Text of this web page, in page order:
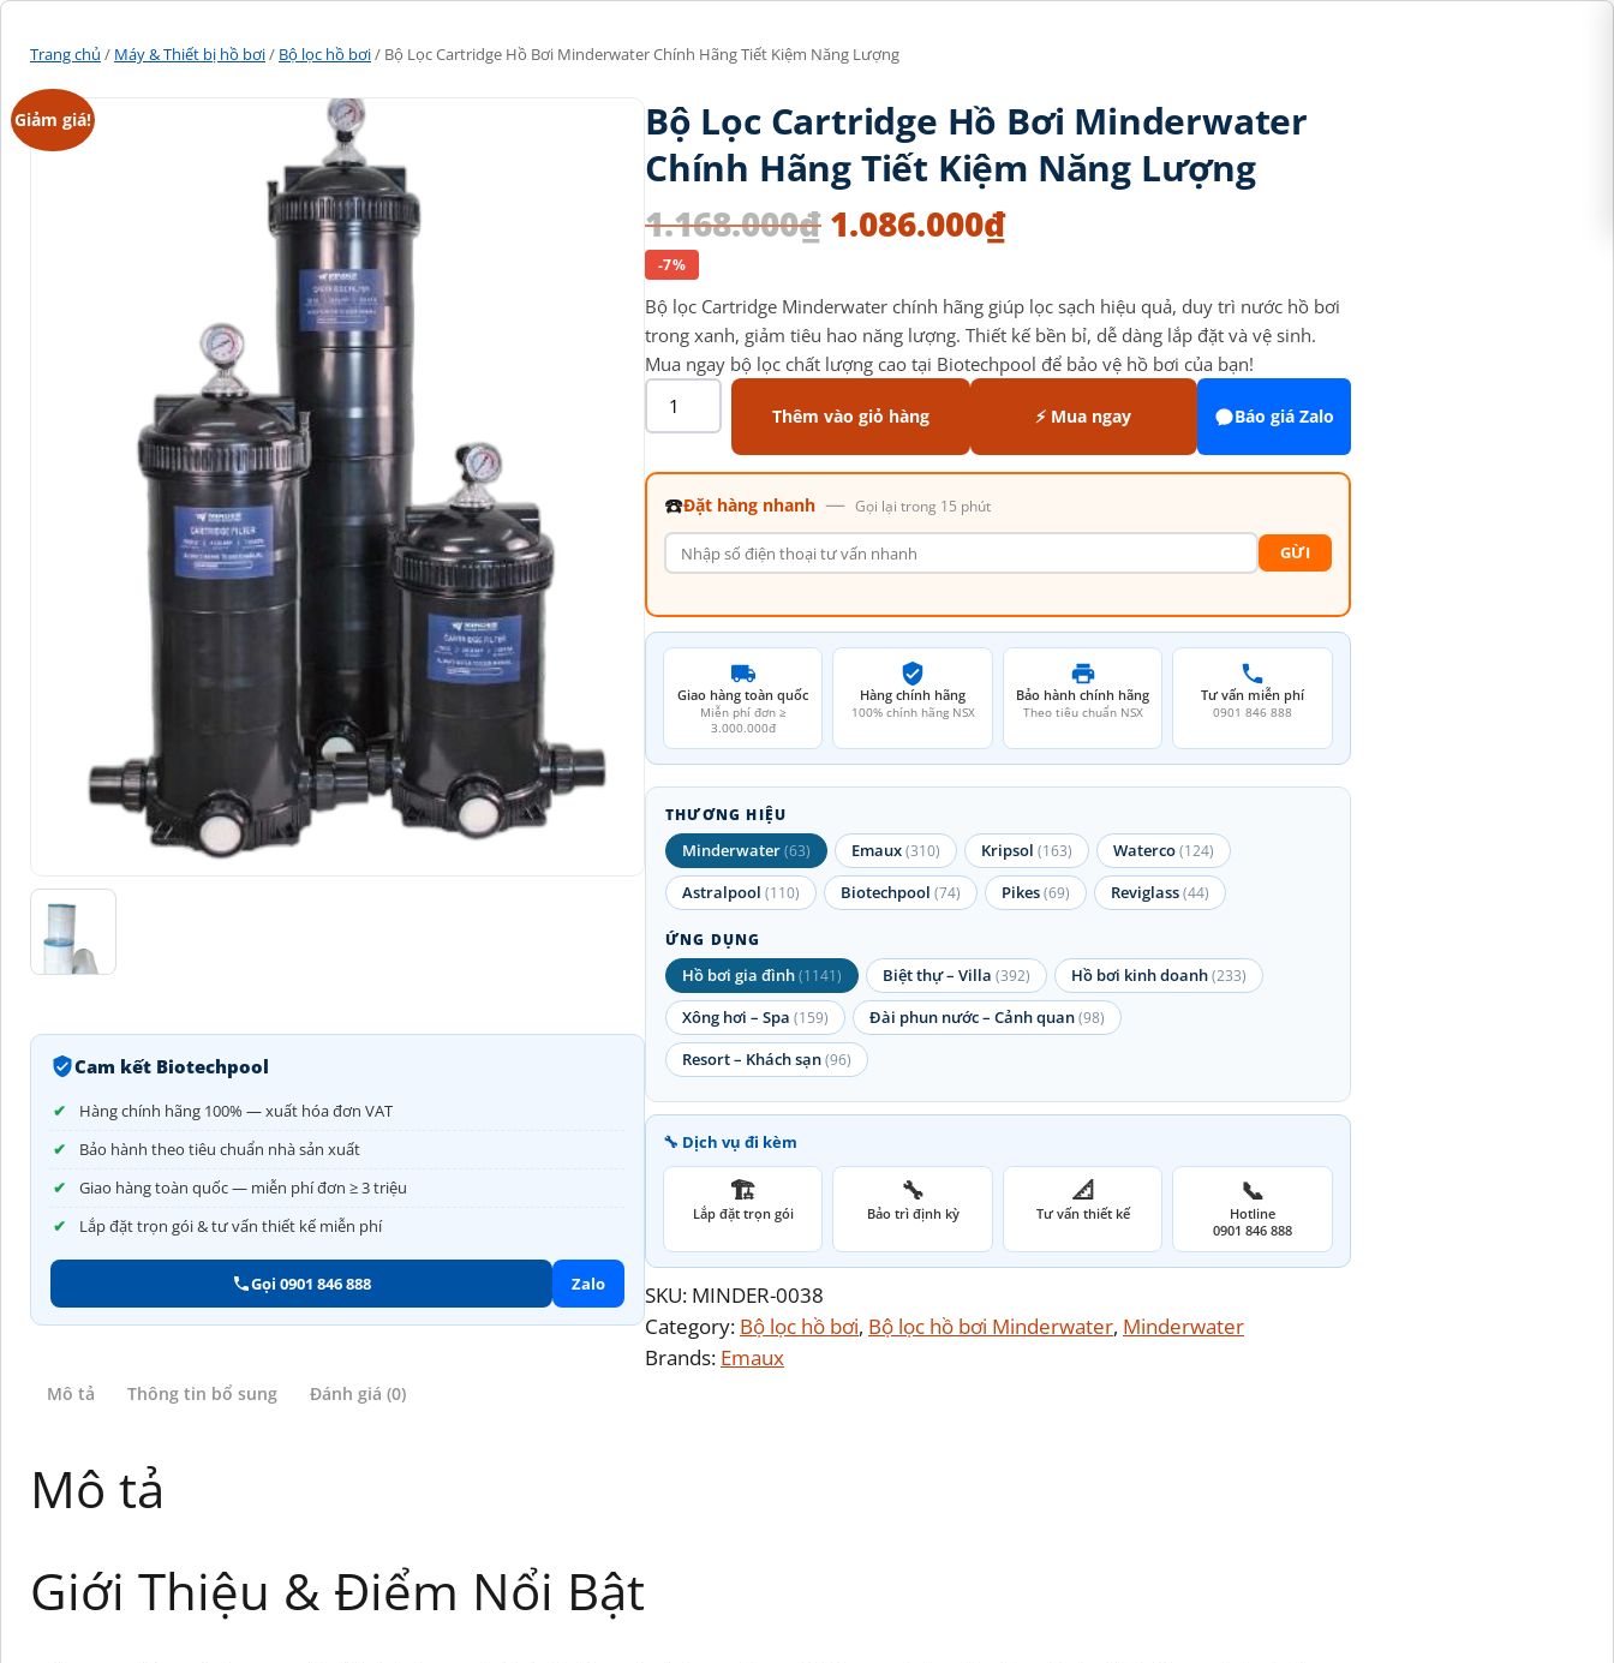
Trang chủ / Máy & Thiết bị hồ bơi/ Bộ lọc hồ bơi/ Bộ Lọc Cartridge Hồ Bơi Minderwater Chính Hãng Tiết Kiệm Năng Lượng
Giảm giá!
Cam kết Biotechpool
Hàng chính hãng 100% — xuất hóa đơn VAT
Bảo hành theo tiêu chuẩn nhà sản xuất
Giao hàng toàn quốc — miễn phí đơn ≥ 3 triệu
Lắp đặt trọn gói & tư vấn thiết kế miễn phí
Gọi 0901 846 888 Zalo
Bộ Lọc Cartridge Hồ Bơi Minderwater
Chính Hãng Tiết Kiệm Năng Lượng
1.168.000₫ 1.086.000₫
-7%
Bộ lọc Cartridge Minderwater chính hãng giúp lọc sạch hiệu quả, duy trì nước hồ bơi
trong xanh, giảm tiêu hao năng lượng. Thiết kế bền bỉ, dễ dàng lắp đặt và vệ sinh.
Mua ngay bộ lọc chất lượng cao tại Biotechpool để bảo vệ hồ bơi của bạn!
Thêm vào giỏ hàng ⚡ Mua ngay Báo giá Zalo
☎️Đặt hàng nhanh — Gọi lại trong 15 phút
GỪI
Giao hàng toàn quốc
Miễn phí đơn ≥
3.000.000đ
Hàng chính hãng
100% chính hãng NSX
Bảo hành chính hãng
Theo tiêu chuẩn NSX
Tư vấn miễn phí
0901 846 888
THƯƠNG HIỆU
Minderwater(63) Emaux(310) Kripsol (163) Waterco(124)
Astralpool (110) Biotechpool (74) Pikes(69) Reviglass(44)
ỨNG DỤNG
Hồ bơi gia đình(1141) Biệt thự – Villa (392) Hồ bơi kinh doanh(233)
Xông hơi – Spa (159) Đài phun nước – Cảnh quan(98)
Resort – Khách sạn(96)
🔧 Dịch vụ đi kèm
🏗️
Lắp đặt trọn gói
🔧
Bảo trì định kỳ
📐
Tư vấn thiết kế
📞
Hotline
0901 846 888
SKU: MINDER-0038
Category: Bộ lọc hồ bơi, Bộ lọc hồ bơi Minderwater, Minderwater
Brands: Emaux
Mô tả Thông tin bổ sung Đánh giá (0)
Mô tả
Giới Thiệu & Điểm Nổi Bật